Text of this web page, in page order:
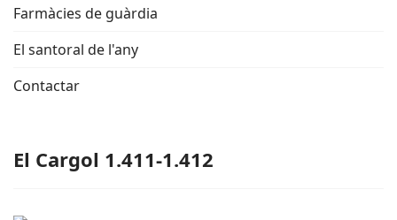
Farmàcies de guàrdia
El santoral de l'any
Contactar
El Cargol 1.411-1.412